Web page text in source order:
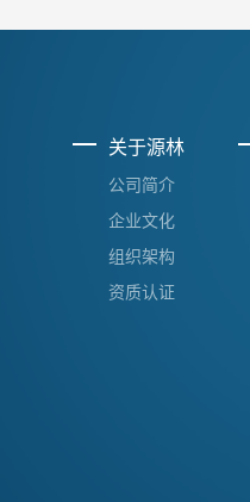
关于源林
公司简介
企业文化
组织架构
资质认证